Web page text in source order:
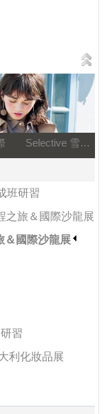
Selective 雪樂媞
班研習
之旅＆國際沙龍展
＆國際沙龍展
習
利化妝品展